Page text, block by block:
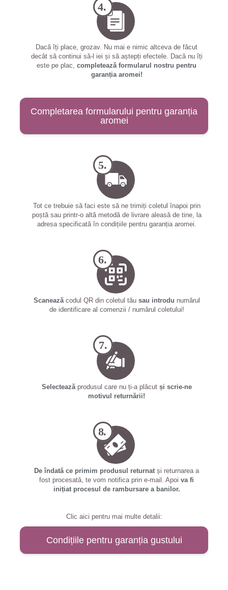
4.
Dacă îți place, grozav. Nu mai e nimic altceva de făcut
decât să continui să-l iei și să aștepți efectele. Dacă nu îți
este pe plac, completează formularul nostru pentru
garanția aromei!
Completarea formularului pentru garanția
aromei
5.
Tot ce trebuie să faci este să ne trimiți coletul înapoi prin
poștă sau printr-o altă metodă de livrare aleasă de tine, la
adresa specificată în condițiile pentru garanția aromei.
6.
Scaneazăcodul QR din coletul tău sau introdu numărul
de identificare al comenzii / numărul coletului!
7.
Selecteazăprodusul care nu ți-a plăcut și scrie-ne
motivul returnării!
8.
De îndată ce primim produsul returnat și returnarea a
fost procesată, te vom notifica prin e-mail. Apoi va fi
inițiat procesul de rambursare a banilor.
Clic aici pentru mai multe detalii:
Condițiile pentru garanția gustului